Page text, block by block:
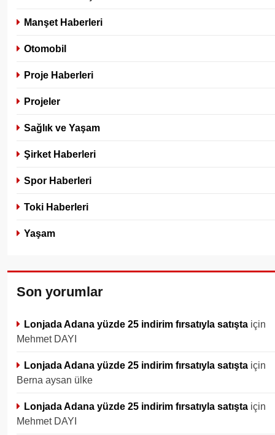
Manşet Haberleri
Otomobil
Proje Haberleri
Projeler
Sağlık ve Yaşam
Şirket Haberleri
Spor Haberleri
Toki Haberleri
Yaşam
Son yorumlar
Lonjada Adana yüzde 25 indirim fırsatıyla satışta için
Mehmet DAYI
Lonjada Adana yüzde 25 indirim fırsatıyla satışta için
Berna aysan ülke
Lonjada Adana yüzde 25 indirim fırsatıyla satışta için
Mehmet DAYI